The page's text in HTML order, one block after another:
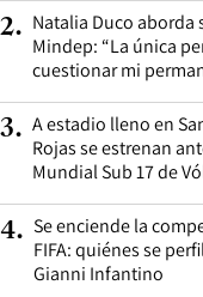
2. Natalia Duco
Mindep: “La única
cuestionar mi
3. A estadio lleno en
Rojas se estrenan
Mundial Sub 17 de
4. Se enciende la
FIFA: quiénes se
Gianni Infantino